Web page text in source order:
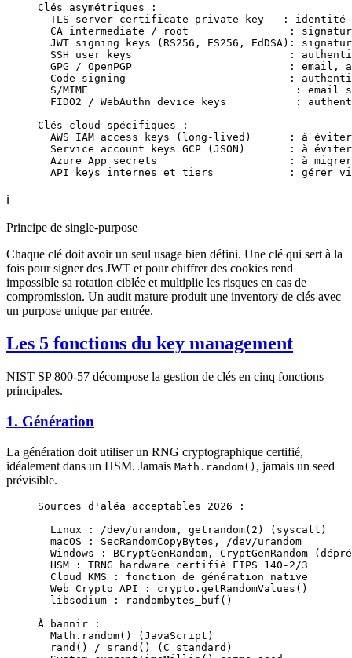
Clés asymétriques :
TLS server certificate private key   : identité
CA intermediate / root                :
JWT signing keys (RS256, ES256, EdDSA):
SSH user keys                         :
GPG / OpenPGP                         : email,
Code signing                          :
S/MIME                                 : email
FIDO2 / WebAuthn device keys           :
Clés cloud spécifiques :
AWS IAM access keys (long-lived)      : à
Service account keys GCP (JSON)       : à
Azure App secrets                     : à
API keys internes et tiers            : gérer
ℹ️
Principe de single-purpose
Chaque clé doit avoir un seul usage bien défini. Une clé qui sert à la
fois pour signer des JWT et pour chiffrer des cookies rend
impossible sa rotation ciblée et multiplie les risques en cas de
compromission. Un audit mature produit une inventory de clés avec
un purpose unique par entrée.
Les 5 fonctions du key management
NIST SP 800-57 décompose la gestion de clés en cinq fonctions
principales.
1. Génération
La génération doit utiliser un RNG cryptographique certifié,
idéalement dans un HSM. Jamais Math.random() , jamais un seed
prévisible.
Sources d'aléa acceptables 2026 :
  Linux : /dev/urandom, getrandom(2) (syscall)
  macOS : SecRandomCopyBytes, /dev/urandom
Windows : BCryptGenRandom, CryptGenRandom
  HSM : TRNG hardware certifié FIPS 140-2/3
  Cloud KMS : fonction de génération native
  Web Crypto API : crypto.getRandomValues()
  libsodium : randombytes_buf()
À bannir :
  Math.random() (JavaScript)
  rand() / srand() (C standard)